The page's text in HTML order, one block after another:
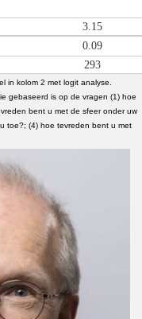
3.15
0.09
293
in kolom 2 met logit analyse.
gebaseerd is op de vragen (1) hoe
bent u met de sfeer onder uw
toe?; (4) hoe tevreden bent u met